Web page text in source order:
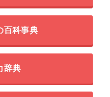
百科事典
辞典